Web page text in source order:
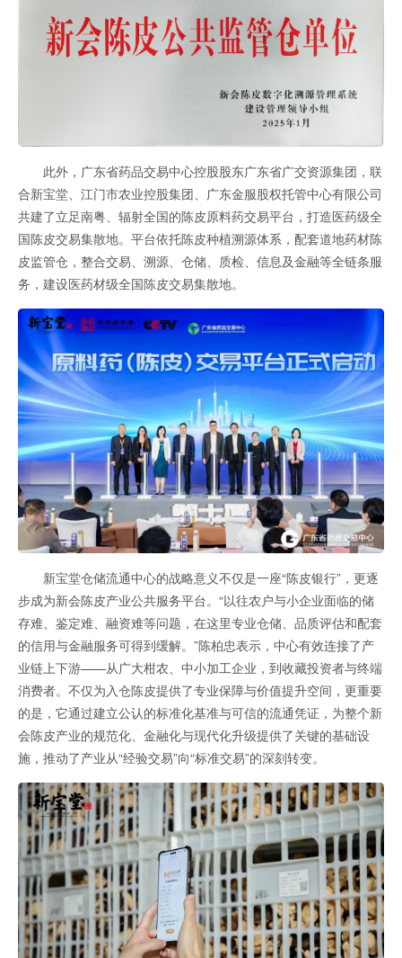
此外，广东省药品交易中心控股股东广东省广交资源集团，联
合新宝堂、江门市农业控股集团、广东金服股权托管中心有限公司
共建了立足南粤、辐射全国的陈皮原料药交易平台，打造医药级全
国陈皮交易集散地。平台依托陈皮种植溯源体系，配套道地药材陈
皮监管仓，整合交易、溯源、仓储、质检、信息及金融等全链条服
务，建设医药材级全国陈皮交易集散地。
新宝堂仓储流通中心的战略意义不仅是一座“陈皮银行”，更逐
步成为新会陈皮产业公共服务平台。“以往农户与小企业面临的储
存难、鉴定难、融资难等问题，在这里专业仓储、品质评估和配套
的信用与金融服务可得到缓解。”陈柏忠表示，中心有效连接了产
业链上下游——从广大柑农、中小加工企业，到收藏投资者与终端
消费者。不仅为入仓陈皮提供了专业保障与价值提升空间，更重要
的是，它通过建立公认的标准化基准与可信的流通凭证，为整个新
会陈皮产业的规范化、金融化与现代化升级提供了关键的基础设
施，推动了产业从“经验交易”向“标准交易”的深刻转变。